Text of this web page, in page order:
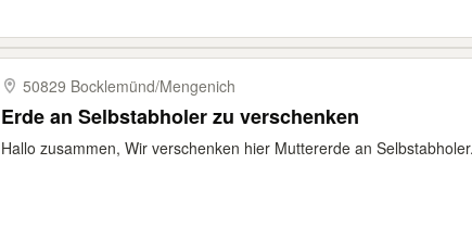
50829 Bocklemünd/​Mengenich
Erde an Selbstabholer zu verschenken
Hallo zusammen, Wir verschenken hier Muttererde an